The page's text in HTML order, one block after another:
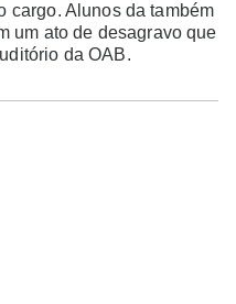
cargo. Alunos da também
um ato de desagravo que
da OAB.